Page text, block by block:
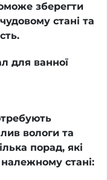
зберегти
стані та
для ванної
вологи та
порад, які
стані: